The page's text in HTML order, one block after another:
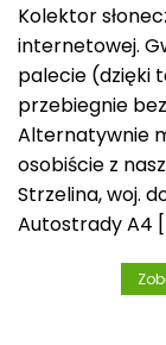
Kolektor
internetowej.
palecie (dzięki
przebiegnie
Alternatywnie
osobiście z
Strzelina, woj.
Autostrady A4 [